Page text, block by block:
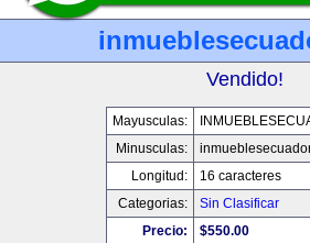
Vendido!
Mayusculas:
Minusculas:
Longitud:
16 caracteres
Categorias:
Sin Clasificar
Precio:
$550.00